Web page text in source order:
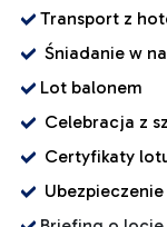
Transport z
Śniadanie w
Lot balonem
Celebracja z
Certyfikaty
Ubezpieczenie